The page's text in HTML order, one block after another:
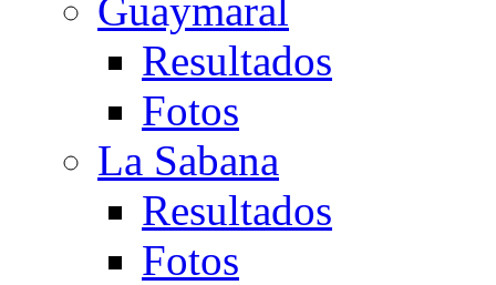
Guaymaral
Resultados
Fotos
La Sabana
Resultados
Fotos